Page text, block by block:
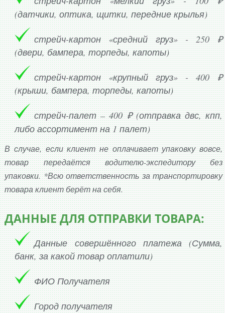
(датчики, оптика, щитки, передние крылья)
стрейч-картон «средний груз» - 250 ₽
(двери, бампера, торпеды, капоты)
стрейч-картон «крупный груз» - 400 ₽
(крыши, бампера, торпеды, капоты)
стрейч-палет – 400 ₽ (отправка двс, кпп,
либо ассортимент на 1 палет)
В случае, если клиент не оплачивает упаковку вовсе,
товар передаётся водителю-экспедитору без
упаковки. *Всю ответственность за транспортировку
товара клиент берёт на себя.
ДАННЫЕ ДЛЯ ОТПРАВКИ ТОВАРА:
Данные совершённого платежа (Сумма,
банк, за какой товар оплатили)
ФИО Получателя
Город получателя